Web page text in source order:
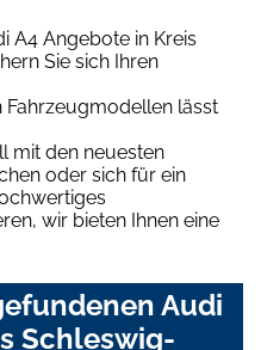
A4 Angebote in Kreis
Sie sich Ihren
lässt
mit den neuesten
oder sich für ein
wir bieten Ihnen eine
Audi
Schleswig-